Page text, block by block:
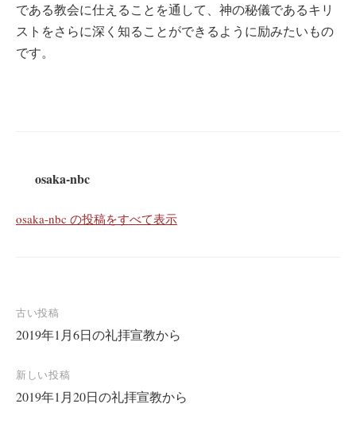
である教会に仕えることを通して、神の秘儀であるキリ
ストをさらに深く知ることができるように励みたいもの
です。
osaka-nbc
osaka-nbc の投稿をすべて表示
投
稿
ナ
ビ
古い投稿
2019年1月6日の礼拝宣教から
新しい投稿
2019年1月20日の礼拝宣教から